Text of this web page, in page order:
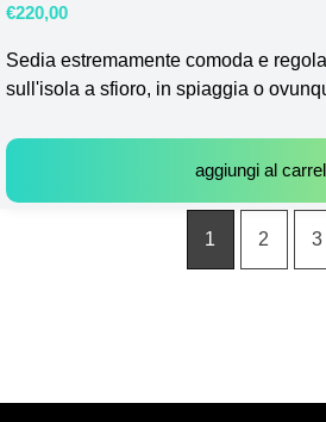
€220,00
Sedia estremamente comoda e
sull'isola a sfioro, in spiaggia o
aggiungi al
1 2 3